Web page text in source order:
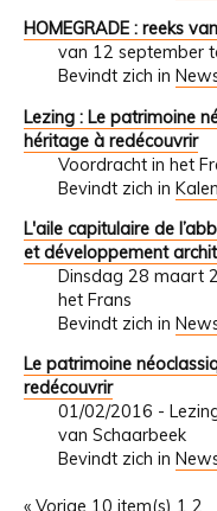
HOMEGRADE : reeks
van 12 september
Bevindt zich in
Lezing : Le patrimoine
héritage à redécouvrir
Voordracht in het
Bevindt zich in
L'aile capitulaire de
et développement
Dinsdag 28 maart
het Frans
Bevindt zich in
Le patrimoine
redécouvrir
01/02/2016 -
van Schaarbeek
Bevindt zich in
« Vorige 10 item(s) 1 2